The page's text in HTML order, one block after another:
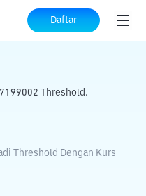
Daftar
ke
Threshold.
Threshold Dengan Kurs